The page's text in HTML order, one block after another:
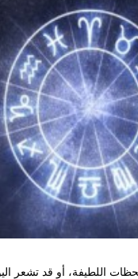
اللطيفة، أو قد تشعر